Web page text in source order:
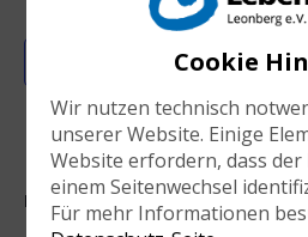
Zum Kalender hinzufügen
DETAILS
Cookie
Wir nutzen technisch
unserer Website. Einige
Website erfordern, dass
einem Seitenwechsel
Für mehr Informationen